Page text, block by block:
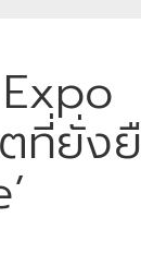
ที่ยั่ง